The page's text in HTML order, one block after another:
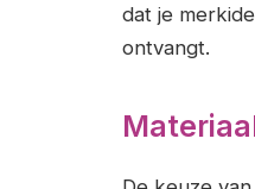
dat je
ontvangt.